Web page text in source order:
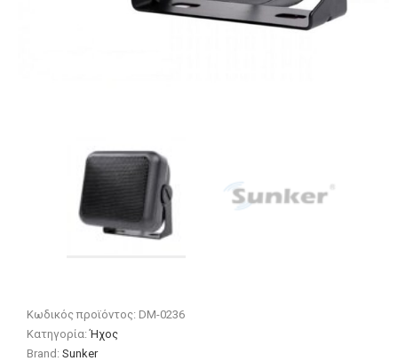
Κωδικός προϊόντος: DM-0236
Κατηγορία:Ήχος
Brand:Sunker